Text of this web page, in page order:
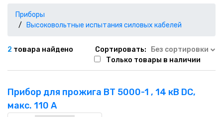
О КОМПАНИИ
НАШИ ПОКУПАТЕЛИ
НАША ПРОДУКЦИЯ
+7 771 113 7307 manager@uni-link.kz
Приборы
Высоковольтные испытания силовых кабелей
2 товара найдено Сортировать:
Без сортировки
Только товары в наличии
Прибор для прожига BT 5000-1 , 14 кВ DC,
макс. 110 A